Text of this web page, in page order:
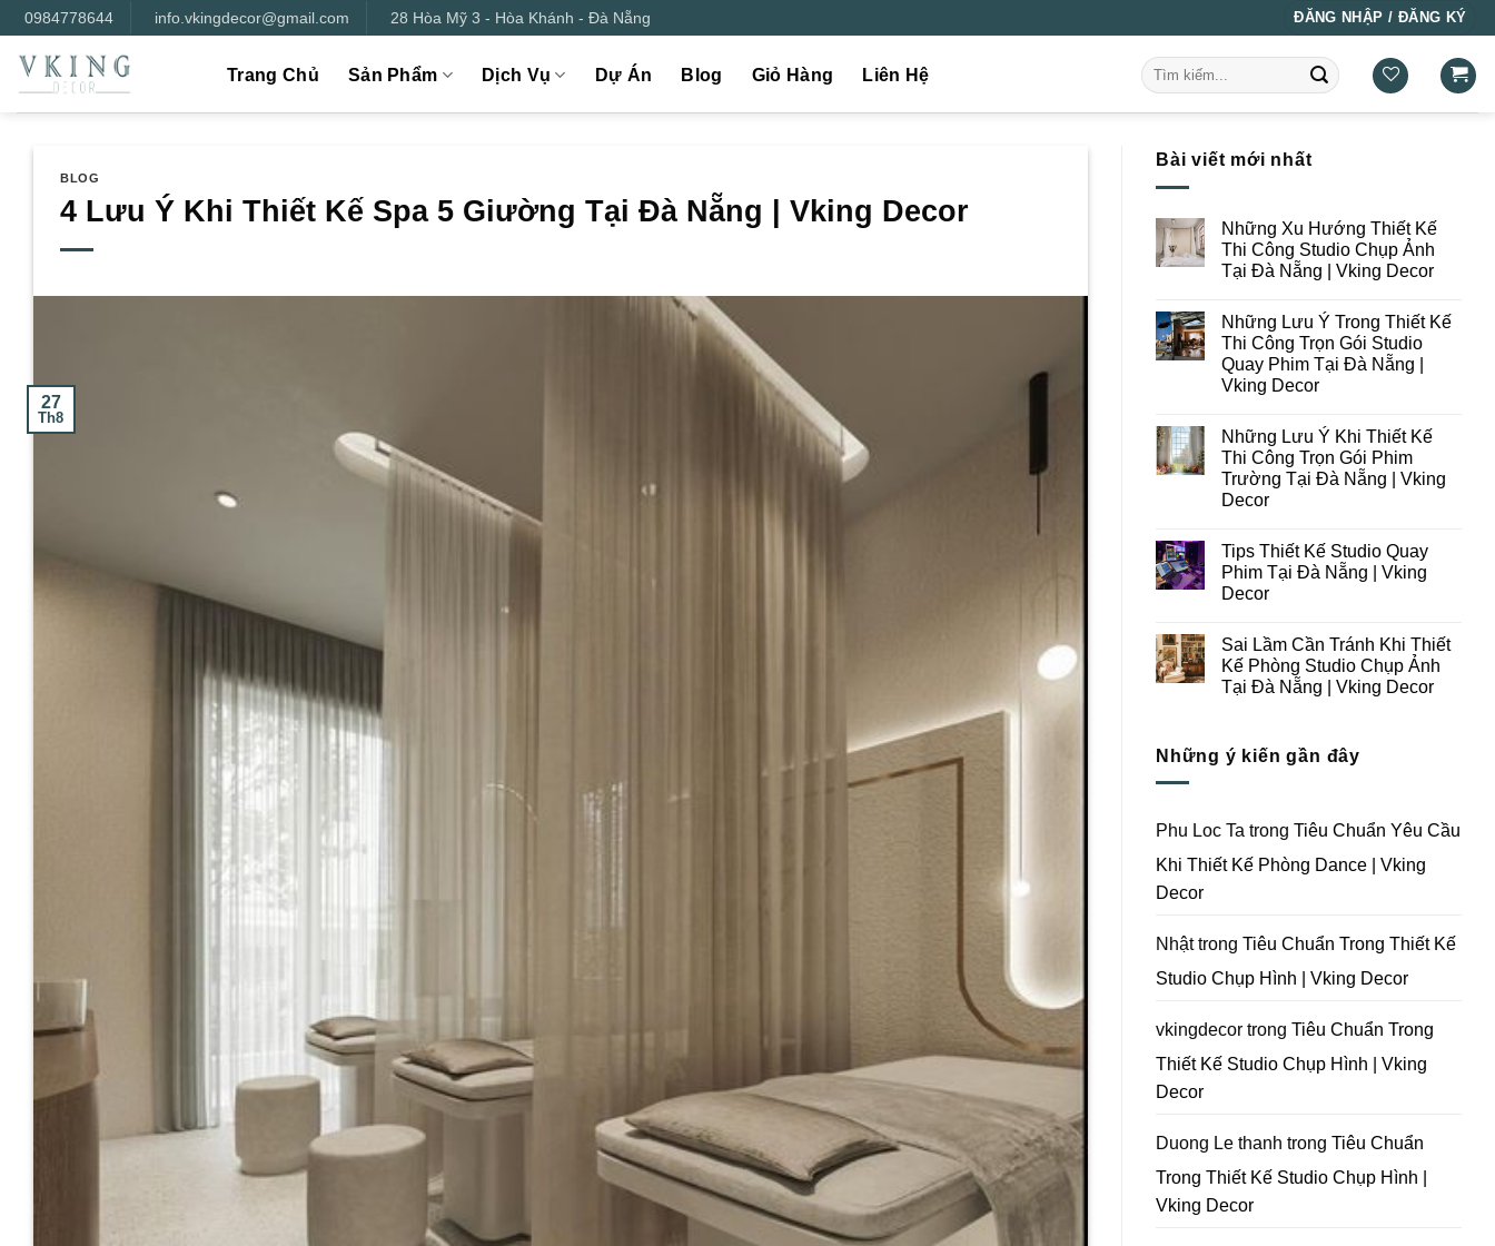
qua
nội
dung
0984778644 info.vkingdecor@gmail.com 28 Hòa Mỹ 3 - Hòa Khánh - Đà Nẵng ĐĂNG NHẬP / ĐĂNG KÝ
Trang Chủ Sản Phẩm Dịch Vụ Dự Án Blog Giỏ Hàng Liên Hệ
Tìm
kiếm:
BLOG
4 Lưu Ý Khi Thiết Kế Spa 5 Giường Tại Đà Nẵng | Vking Decor
27
Th8
Bài viết mới nhất
Những Xu Hướng Thiết Kế
Thi Công Studio Chụp Ảnh
Tại Đà Nẵng | Vking Decor
bình
luận
ở
Những
Xu
Hướng
Thi
Công
Studio
Chụp
Ảnh
Tại
Vking
Decor
Những Lưu Ý Trong Thiết Kế
Thi Công Trọn Gói Studio
Quay Phim Tại Đà Nẵng |
Vking Decor
bình
luận
ở
Những
Lưu
Ý
Kế
Thi
Công
Trọn
Quay
Phim
Tại
Đà
Nẵng
Những Lưu Ý Khi Thiết Kế
Thi Công Trọn Gói Phim
Trường Tại Đà Nẵng | Vking
Decor
bình
luận
ở
Những
Khi
Thiết
Kế
Thi
Công
Trường
Tại
Vking
Decor
Tips Thiết Kế Studio Quay
Phim Tại Đà Nẵng | Vking
Decor
bình
luận
ở
Tips
Quay
Phim
Vking
Sai Lầm Cần Tránh Khi Thiết
Kế Phòng Studio Chụp Ảnh
Tại Đà Nẵng | Vking Decor
luận
ở
Tránh
Khi
Kế
Tại
Đà
Nẵng
|
Những ý kiến gần đây
Phu Loc Ta trong Tiêu Chuẩn Yêu Cầu
Khi Thiết Kế Phòng Dance | Vking
Decor
Nhậttrong Tiêu Chuẩn Trong Thiết Kế
Studio Chụp Hình | Vking Decor
vkingdecor trong Tiêu Chuẩn Trong
Thiết Kế Studio Chụp Hình | Vking
Decor
Duong Le thanh trong Tiêu Chuẩn
Trong Thiết Kế Studio Chụp Hình |
Vking Decor